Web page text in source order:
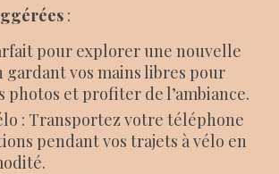
:
pour explorer une nouvelle
vos mains libres pour
photos et profiter de l’ambiance.
: Transportez votre téléphone
pendant vos trajets à vélo en